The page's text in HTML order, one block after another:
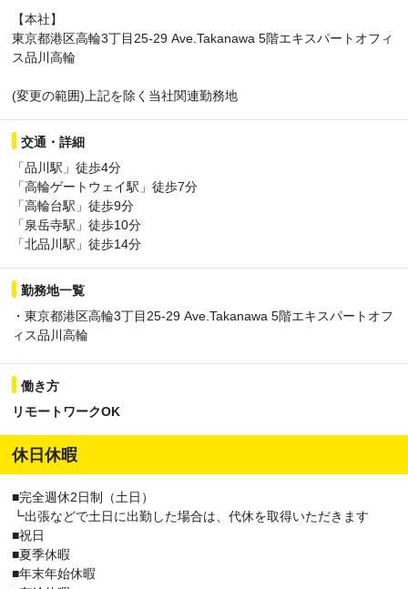
【本社】
東京都港区高輪3丁目25-29 Ave.Takanawa 5階エキスパートオフィ
ス品川高輪
(変更の範囲)上記を除く当社関連勤務地
交通・詳細
「品川駅」徒歩4分
「高輪ゲートウェイ駅」徒歩7分
「高輪台駅」徒歩9分
「泉岳寺駅」徒歩10分
「北品川駅」徒歩14分
勤務地一覧
・東京都港区高輪3丁目25-29 Ave.Takanawa 5階エキスパートオフ
ィス品川高輪
働き方
リモートワークOK
休日休暇
■完全週休2日制（土日）
┗出張などで土日に出勤した場合は、代休を取得いただきます
■祝日
■夏季休暇
■年末年始休暇